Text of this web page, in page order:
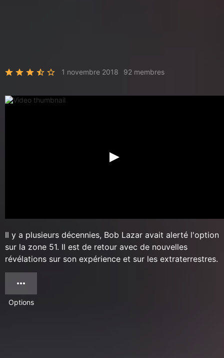
1 novembre 2018 92 membres
Il y a plusieurs décennies, Bob Lazar avait alerté l'option
sur la zone 51. Il est de retour avec de nouvelles
révélations sur son expérience et sur les extraterrestres.
Options